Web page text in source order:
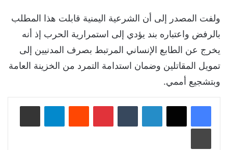
ولفت المصدر إلى أن الشرعية اليمنية قابلت هذا المطلب
بالرفض واعتباره بند يؤدي إلى استمرارية الحرب إذ أنه
يخرج عن الطابع الإنساني المرتبط بصرف المدنيين إلى
تمويل المقاتلين وضمان استدامة التمرد من الخزينة العامة
وبتشجيع أممي.
لينكدإن بينتيريست